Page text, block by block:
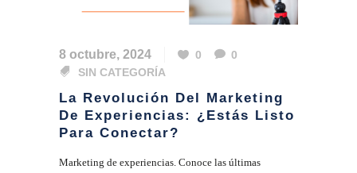
8 octubre, 2024 0
0
SIN CATEGORÍA
La Revolución Del Marketing
De Experiencias: ¿Estás Listo
Para Conectar?
Marketing de experiencias. Conoce las últimas